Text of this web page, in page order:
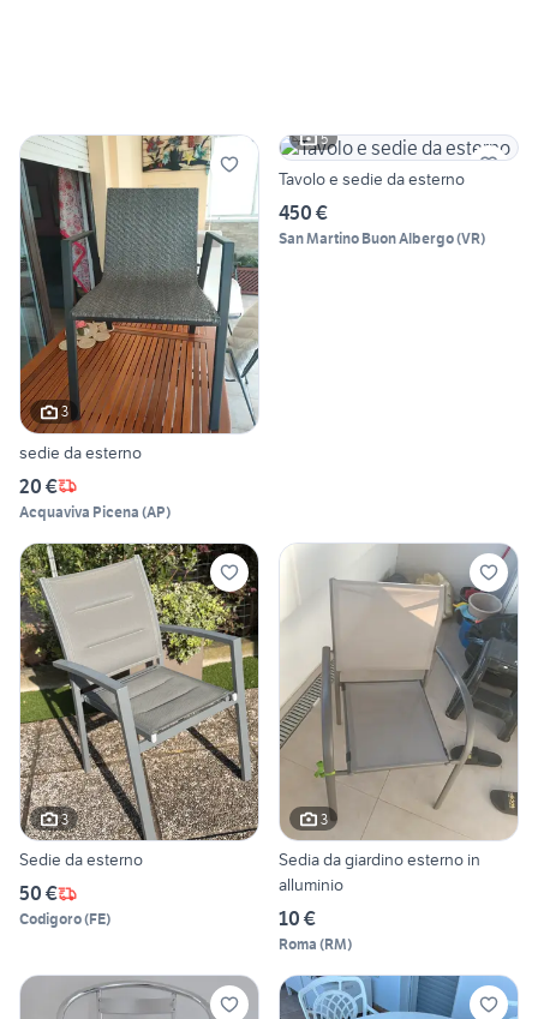
3
sedie da esterno
20 €
Acquaviva Picena (AP)
5
Tavolo e sedie da esterno
450 €
San Martino Buon Albergo(VR)
3
Sedie da esterno
50 €
Codigoro(FE)
3
Sedia da giardino esterno in
alluminio
10 €
Roma (RM)